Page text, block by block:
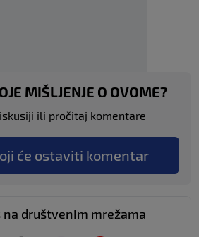
MIŠLJENJE O OVOME?
ili pročitaj komentare
će ostaviti komentar
društvenim mrežama